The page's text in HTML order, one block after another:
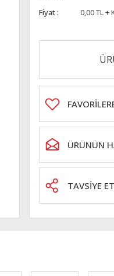
Fiyat 0,00 TL +
ÜRÜNÜN
TAVSİYE ET